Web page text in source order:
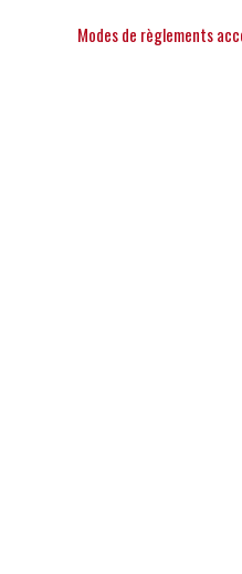
Modes de règlements